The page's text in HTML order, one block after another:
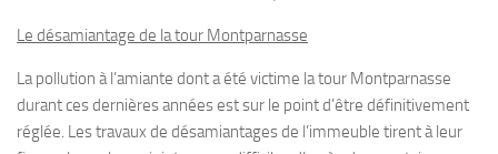
Le désamiantage de la tour Montparnasse
La pollution à l’amiante dont a été victime la tour Montparnasse
durant ces dernières années est sur le point d’être définitivement
réglée. Les travaux de désamiantages de l’immeuble tirent à leur